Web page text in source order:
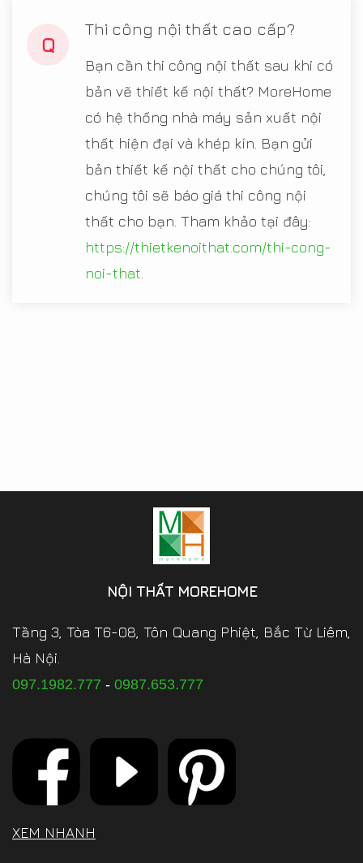
Q
Thi công nội thất cao cấp?
Bạn cần thi công nội thất sau khi có
bản vẽ thiết kế nội thất? MoreHome
có hệ thống nhà máy sản xuất nội
thất hiện đại và khép kín. Bạn gửi
bản thiết kế nội thất cho chúng tôi,
chúng tôi sẽ báo giá thi công nội
thất cho bạn. Tham khảo tại đây:
https://thietkenoithat.com/thi-cong-
noi-that
NỘI THẤT MOREHOME
Tầng 3, Tòa T6-08, Tôn Quang Phiệt, Bắc Từ Liêm,
Hà Nội.
097.1982.777 - 0987.653.777
XEM NHANH